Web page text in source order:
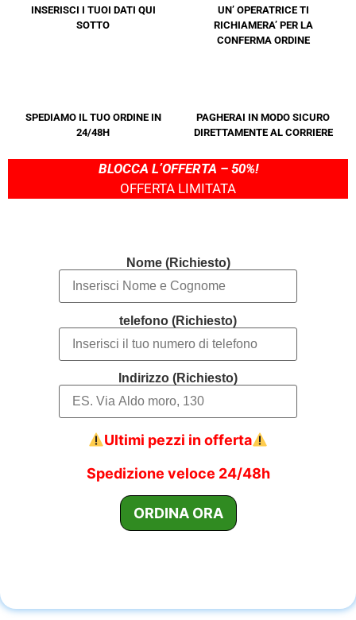
INSERISCI I TUOI DATI QUI
SOTTO
UN’ OPERATRICE TI
RICHIAMERA’ PER LA
CONFERMA ORDINE
SPEDIAMO IL TUO ORDINE IN
24/48H
PAGHERAI IN MODO SICURO
DIRETTAMENTE AL CORRIERE
BLOCCA L’OFFERTA – 50%!
OFFERTA LIMITATA
Nome (Richiesto)
telefono (Richiesto)
Indirizzo (Richiesto)
Ultimi pezzi in offerta
Spedizione veloce 24/48h